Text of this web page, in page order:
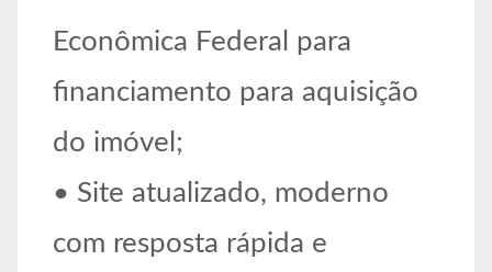
Econômica Federal para
financiamento para aquisição
do imóvel;
• Site atualizado, moderno
com resposta rápida e